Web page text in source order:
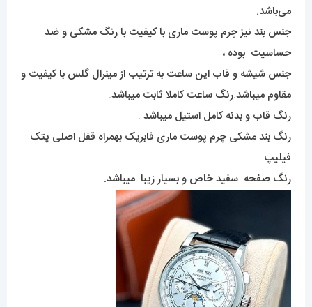
می‌باشد.
جنس بند نیز چرم پوست ماری با کیفیت با رنگ مشکی و ضد
حساسیت بوده ،
جنس شیشه و قاب این ساعت به ترتیب از مینرال گلس با کیفیت و
مقاوم میباشد.رنگ ساعت کاملا ثابت میباشد.
رنگ قاب و بدنه کامل استیل میباشد .
رنگ بند مشکی چرم پوست ماری فابریک بهمراه قفل اصلی پتک
فیلیپ
رنگ صفحه سفید خاص و بسیار زیبا میباشد.